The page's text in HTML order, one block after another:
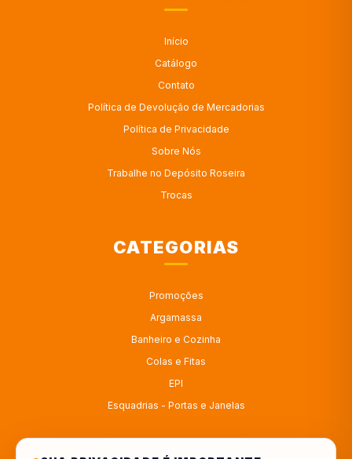
Início
Catálogo
Contato
Política de Devolução de Mercadorias
Política de Privacidade
Sobre Nós
Trabalhe no Depósito Roseira
Trocas
CATEGORIAS
Promoções
Argamassa
Banheiro e Cozinha
Colas e Fitas
EPI
Esquadrias - Portas e Janelas